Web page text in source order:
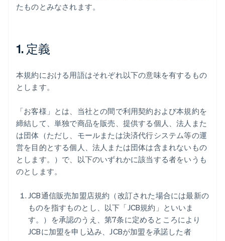
たものとみなされます。
1. 定義
本規約における用語はそれぞれ以下の意味を有するもの
とします。
「お客様」とは、当社との間で利用契約および本規約を
締結して、単独で商品を販売、提供する個人、法人また
は団体（ただし、モールまたは決済代行システム等の運
営を目的とする個人、法人または団体は含まれないもの
とします。）で、以下のいずれかに該当する者をいうも
のとします。
JCB通信販売加盟店規約（改訂された場合には最新の
ものを指すものとし、以下「JCB規約」といいま
す。）を承認のうえ、第7条に定めるところにより
JCBに加盟を申し込み、JCBが加盟を承諾した者